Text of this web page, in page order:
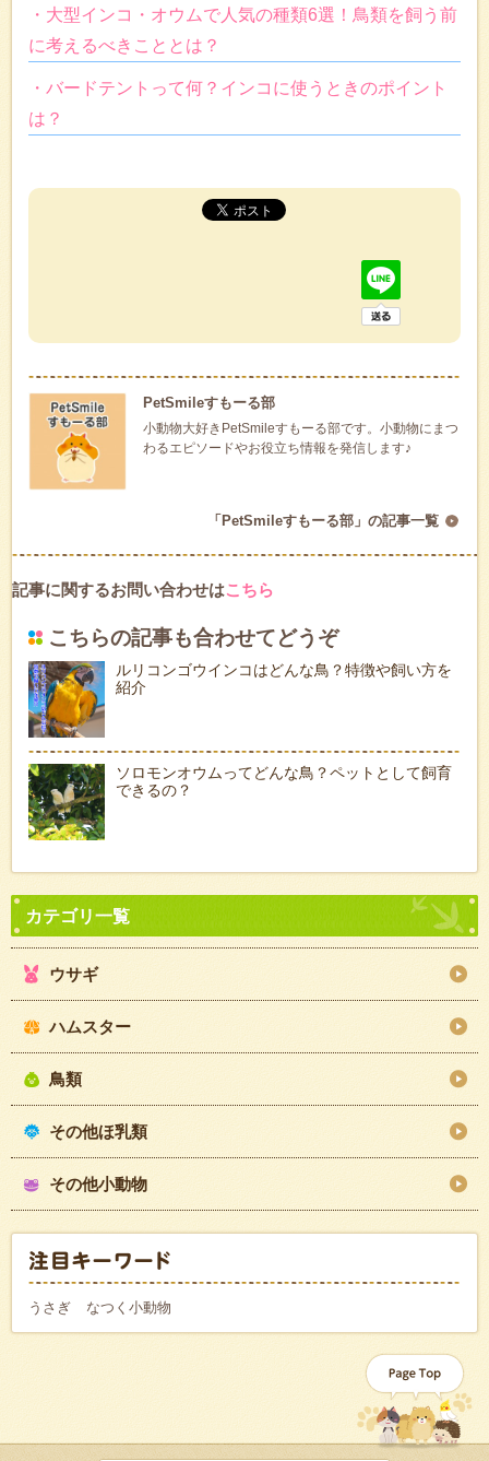
・大型インコ・オウムで人気の種類6選！鳥類を飼う前
に考えるべきこととは？
・バードテントって何？インコに使うときのポイント
は？
PetSmileすもーる部
小動物大好きPetSmileすもーる部です。小動物にまつ
わるエピソードやお役立ち情報を発信します♪
「PetSmileすもーる部」の記事一覧
記事に関するお問い合わせはこちら
こちらの記事も合わせてどうぞ
ルリコンゴウインコはどんな鳥？特徴や飼い方を
紹介
ソロモンオウムってどんな鳥？ペットとして飼育
できるの？
ウサギ
ハムスター
鳥類
その他ほ乳類
その他小動物
うさぎ なつく小動物